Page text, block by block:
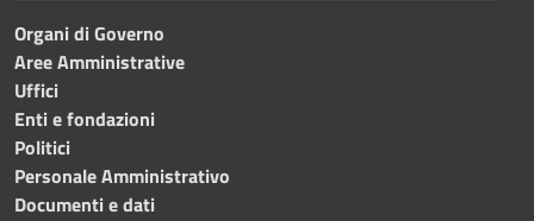
Organi di Governo
Aree Amministrative
Uffici
Enti e fondazioni
Politici
Personale Amministrativo
Documenti e dati